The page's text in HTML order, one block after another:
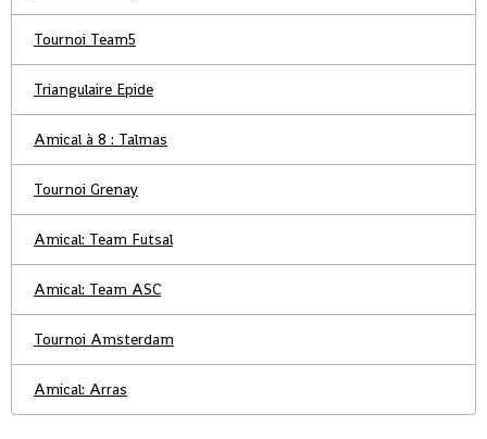
Tournoi Team5
Triangulaire Epide
Amical à 8 : Talmas
Tournoi Grenay
Amical: Team Futsal
Amical: Team ASC
Tournoi Amsterdam
Amical: Arras